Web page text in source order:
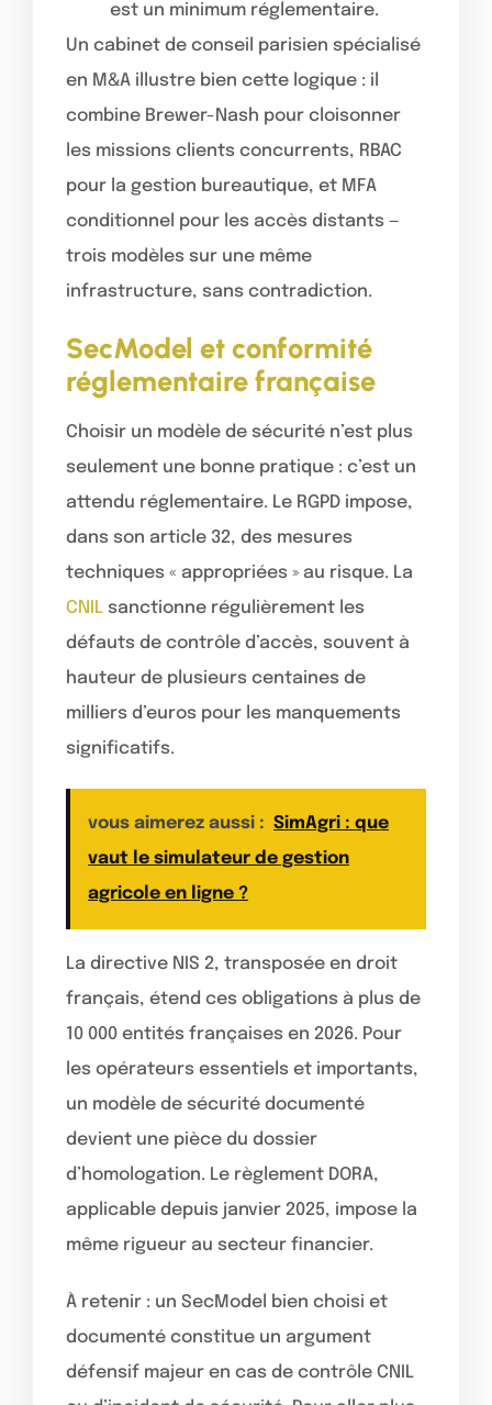
est un minimum réglementaire.
Un cabinet de conseil parisien spécialisé
en M&A illustre bien cette logique : il
combine Brewer-Nash pour cloisonner
les missions clients concurrents, RBAC
pour la gestion bureautique, et MFA
conditionnel pour les accès distants —
trois modèles sur une même
infrastructure, sans contradiction.
SecModel et conformité
réglementaire française
Choisir un modèle de sécurité n’est plus
seulement une bonne pratique : c’est un
attendu réglementaire. Le RGPD impose,
dans son article 32, des mesures
techniques « appropriées » au risque. La
CNIL sanctionne régulièrement les
défauts de contrôle d’accès, souvent à
hauteur de plusieurs centaines de
milliers d’euros pour les manquements
significatifs.
vous aimerez aussi : SimAgri : que
vaut le simulateur de gestion
agricole en ligne ?
La directive NIS 2, transposée en droit
français, étend ces obligations à plus de
10 000 entités françaises en 2026. Pour
les opérateurs essentiels et importants,
un modèle de sécurité documenté
devient une pièce du dossier
d’homologation. Le règlement DORA,
applicable depuis janvier 2025, impose la
même rigueur au secteur financier.
À retenir : un SecModel bien choisi et
documenté constitue un argument
défensif majeur en cas de contrôle CNIL